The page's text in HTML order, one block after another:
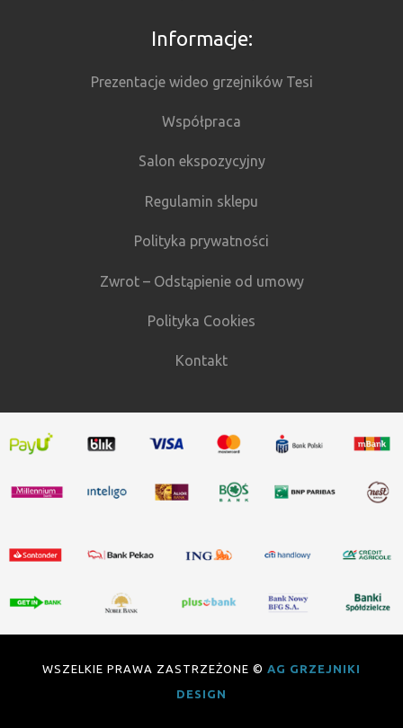
Informacje:
Prezentacje wideo grzejników Tesi
Współpraca
Salon ekspozycyjny
Regulamin sklepu
Polityka prywatności
Zwrot – Odstąpienie od umowy
Polityka Cookies
Kontakt
WSZELKIE PRAWA ZASTRZEŻONE © AG GRZEJNIKI
DESIGN